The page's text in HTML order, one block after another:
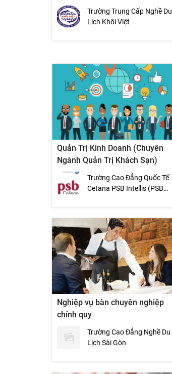
Trường Trung Cấp Nghề Du
Lịch Khôi Việt
Quản Trị Kinh Doanh (Chuyên
Ngành Quản Trị Khách Sạn)
Trường Cao Đẳng Quốc Tế
Cetana PSB Intellis (PSB
Nghiệp vụ bàn chuyên nghiệp
chính quy
Trường Cao Đẳng Nghề Du
Lịch Sài Gòn